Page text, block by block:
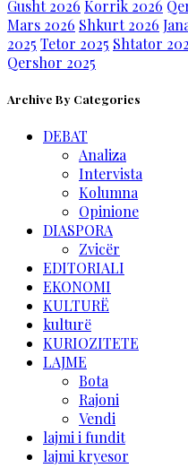
Gusht 2026 Korrik 2026
Mars 2026 Shkurt 2026
2025 Tetor 2025 Shtator
Qershor 2025
Archive By Categories
DEBAT
Analiza
Intervista
Kolumna
Opinione
DIASPORA
Zvicër
EDITORIALI
EKONOMI
KULTURË
kulturë
KURIOZITETE
LAJME
Bota
Rajoni
Vendi
lajmi i fundit
lajmi kryesor